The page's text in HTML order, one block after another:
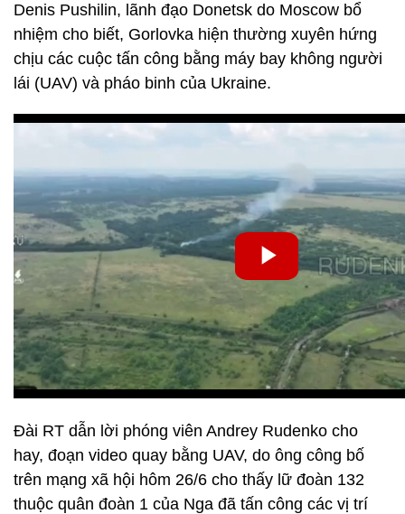
Denis Pushilin, lãnh đạo Donetsk do Moscow bổ
nhiệm cho biết, Gorlovka hiện thường xuyên hứng
chịu các cuộc tấn công bằng máy bay không người
lái (UAV) và pháo binh của Ukraine.
Đài RT dẫn lời phóng viên Andrey Rudenko cho
hay, đoạn video quay bằng UAV, do ông công bố
trên mạng xã hội hôm 26/6 cho thấy lữ đoàn 132
thuộc quân đoàn 1 của Nga đã tấn công các vị trí